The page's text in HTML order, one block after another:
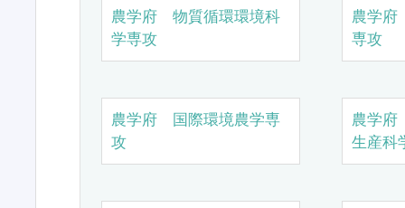
農学府 物質循環環境科
学専攻
農学
専攻
農学府 国際環境農学専
攻
農学
生産科